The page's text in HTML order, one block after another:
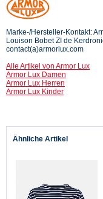
Marke-/Hersteller-Kontakt:
Louison Bobet ZI de
contact(a)armorlux.com
Alle Artikel von Armor Lux
Armor Lux Damen
Armor Lux Herren
Armor Lux Kinder
Ähnliche Artikel